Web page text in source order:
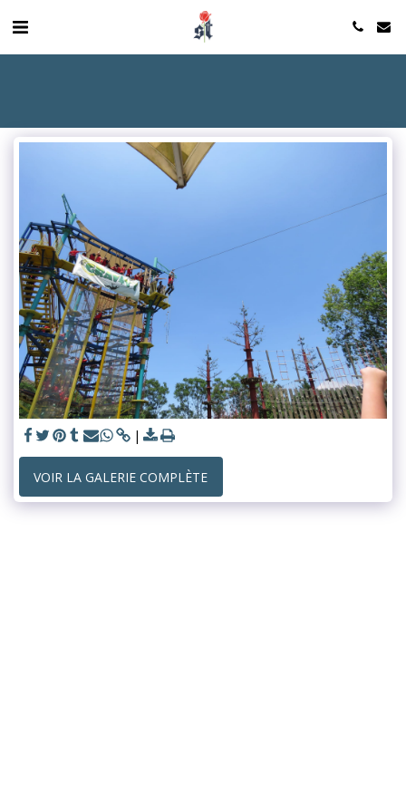
VOIR LA GALERIE COMPLÈTE